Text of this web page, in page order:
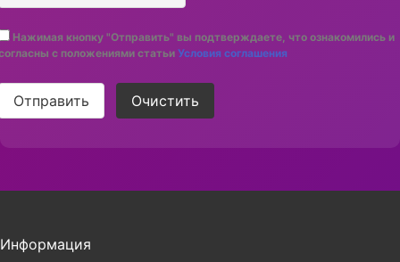
Нажимая кнопку "Отправить" вы подтверждаете, что ознакомились и
с положениями статьи Условия соглашения
Отправить Очистить
Информация